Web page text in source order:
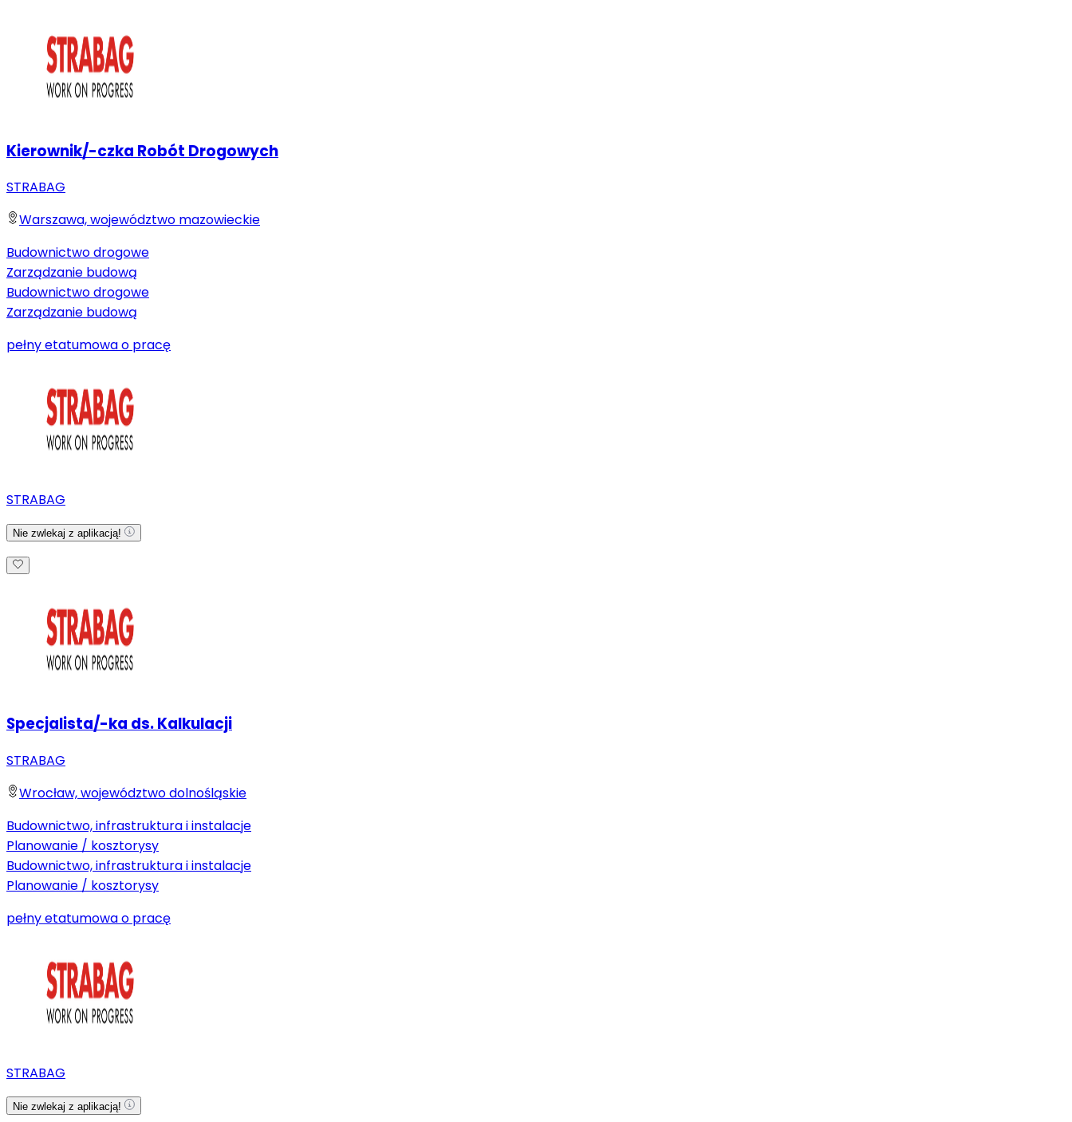
Kierownik/-czka Robót Drogowych
STRABAG
Warszawa, województwo mazowieckie
Budownictwo drogowe
Zarządzanie budową
Budownictwo drogowe
Zarządzanie budową
pełny etatumowa o pracę
STRABAG
Nie zwlekaj z aplikacją!
Specjalista/-ka ds. Kalkulacji
STRABAG
Wrocław, województwo dolnośląskie
Budownictwo, infrastruktura i instalacje
Planowanie / kosztorysy
Budownictwo, infrastruktura i instalacje
Planowanie / kosztorysy
pełny etatumowa o pracę
STRABAG
Nie zwlekaj z aplikacją!